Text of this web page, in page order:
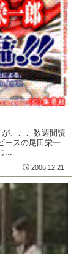
、ここ数週間読
ースの尾田栄一
2006.12.21